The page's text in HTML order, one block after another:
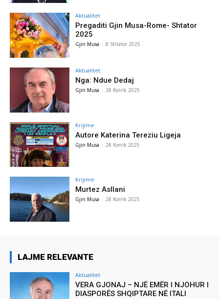
Aktualitet
Pregaditi Gjin Musa-Rome- Shtator
2025
Gjin Musa - 8 Shtator 2025
Aktualitet
Nga: Ndue Dedaj
Gjin Musa - 28 Korrik 2025
Krijime
Autore Katerina Tereziu Ligeja
Gjin Musa - 28 Korrik 2025
Krijime
Murtez Asllani
Gjin Musa - 28 Korrik 2025
LAJME RELEVANTE
Aktualitet
VERA GJONAJ – NJË EMËR I NJOHUR I
DIASPORËS SHQIPTARE NË ITALI